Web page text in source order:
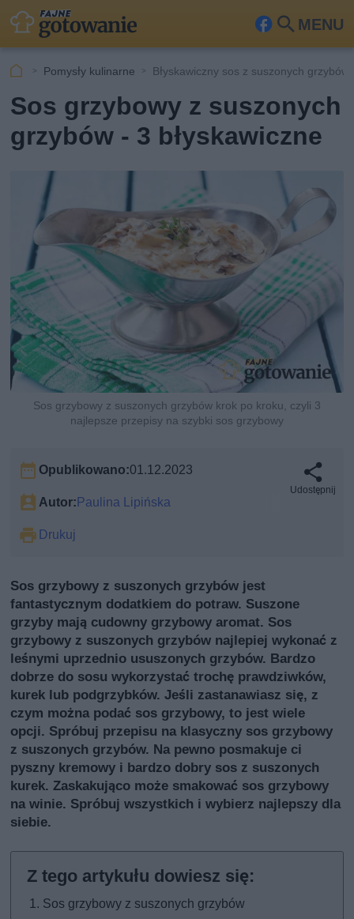
MENU
Fa
ook
Szu
Pomysły kulinarne Błyskawiczny sos z suszonych grzybów
Sos grzybowy z suszonych
grzybów - 3 błyskawiczne
Sos grzybowy z suszonych grzybów krok po kroku, czyli 3
najlepsze przepisy na szybki sos grzybowy
Opublikowano:01.12.2023
Autor:Paulina Lipińska
Drukuj
Udostępnij
Sos grzybowy z suszonych grzybów jest
fantastycznym dodatkiem do potraw. Suszone
grzyby mają cudowny grzybowy aromat. Sos
grzybowy z suszonych grzybów najlepiej wykonać z
leśnymi uprzednio ususzonych grzybów. Bardzo
dobrze do sosu wykorzystać trochę prawdziwków,
kurek lub podgrzybków. Jeśli zastanawiasz się, z
czym można podać sos grzybowy, to jest wiele
opcji. Spróbuj przepisu na klasyczny sos grzybowy
z suszonych grzybów. Na pewno posmakuje ci
pyszny kremowy i bardzo dobry sos z suszonych
kurek. Zaskakująco może smakować sos grzybowy
na winie. Spróbuj wszystkich i wybierz najlepszy dla
siebie.
Sos grzybowy z suszonych grzybów